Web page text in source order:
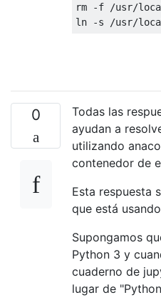
rm
-f /usr/
ln
-s /usr/
0
Todas las
ayudan a
utilizando
contenedor de
Esta respuesta
que está
Supongamos
Python 3 y
cuaderno de
lugar de